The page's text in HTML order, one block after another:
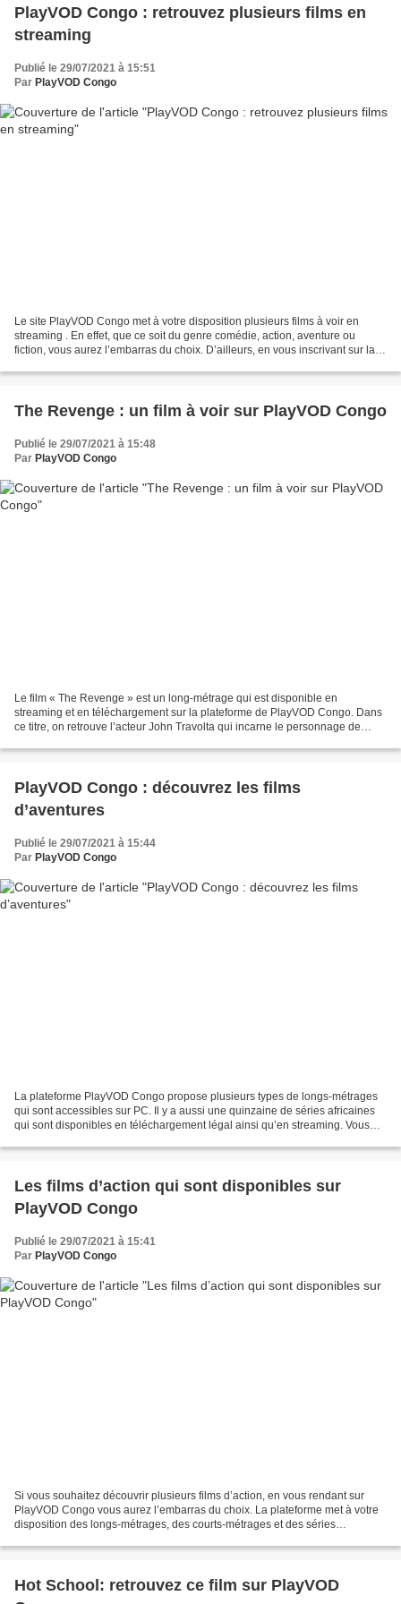
PlayVOD Congo : retrouvez plusieurs films en
streaming
Publié le 29/07/2021 à 15:51
Par PlayVOD Congo
Le site PlayVOD Congo met à votre disposition plusieurs films à voir en
streaming . En effet, que ce soit du genre comédie, action, aventure ou
fiction, vous aurez l’embarras du choix. D’ailleurs, en vous inscrivant sur la
The Revenge : un film à voir sur PlayVOD Congo
Publié le 29/07/2021 à 15:48
Par PlayVOD Congo
Le film « The Revenge » est un long-métrage qui est disponible en
streaming et en téléchargement sur la plateforme de PlayVOD Congo. Dans
ce titre, on retrouve l’acteur John Travolta qui incarne le personnage de
PlayVOD Congo : découvrez les films
d’aventures
Publié le 29/07/2021 à 15:44
Par PlayVOD Congo
La plateforme PlayVOD Congo propose plusieurs types de longs-métrages
qui sont accessibles sur PC. Il y a aussi une quinzaine de séries africaines
qui sont disponibles en téléchargement légal ainsi qu’en streaming. Vous
Les films d’action qui sont disponibles sur
PlayVOD Congo
Publié le 29/07/2021 à 15:41
Par PlayVOD Congo
Si vous souhaitez découvrir plusieurs films d’action, en vous rendant sur
PlayVOD Congo vous aurez l’embarras du choix. La plateforme met à votre
disposition des longs-métrages, des courts-métrages et des séries
Hot School: retrouvez ce film sur PlayVOD